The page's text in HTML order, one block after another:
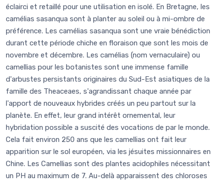
éclairci et retaillé pour une utilisation en isolé. En Bretagne, les
camélias sasanqua sont à planter au soleil ou à mi-ombre de
préférence. Les camélias sasanqua sont une vraie bénédiction
durant cette période chiche en floraison que sont les mois de
novembre et décembre. Les camélias (nom vernaculaire) ou
camellias pour les botanistes sont une immense famille
d'arbustes persistants originaires du Sud-Est asiatiques de la
famille des Theaceaes, s'agrandissant chaque année par
l'apport de nouveaux hybrides créés un peu partout sur la
planète. En effet, leur grand intérêt ornemental, leur
hybridation possible a suscité des vocations de par le monde.
Cela fait environ 250 ans que les camellias ont fait leur
apparition sur le sol européen, via les jésuites missionnaires en
Chine. Les Camellias sont des plantes acidophiles nécessitant
un PH au maximum de 7. Au-delà apparaissent des chloroses